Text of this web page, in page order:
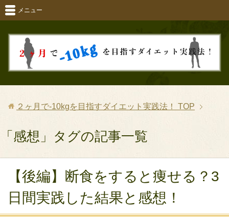
メニュー
２ヶ月で-10kgを目指すダイエット実践法！ TOP
「感想」タグの記事一覧
【後編】断食をすると痩せる？3
日間実践した結果と感想！